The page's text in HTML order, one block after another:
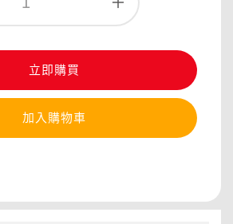
立即購買
加入購物車